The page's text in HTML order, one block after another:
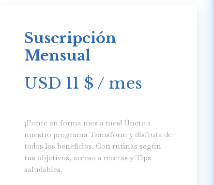
Suscripción
Mensual
USD 11 $ / mes
¡Ponte en forma mes a mes! Únete a
nuestro programa Transform y disfruta de
todos los beneficios. Con rutinas según
tus objetivos, acceso a recetas y Tips
saludables.